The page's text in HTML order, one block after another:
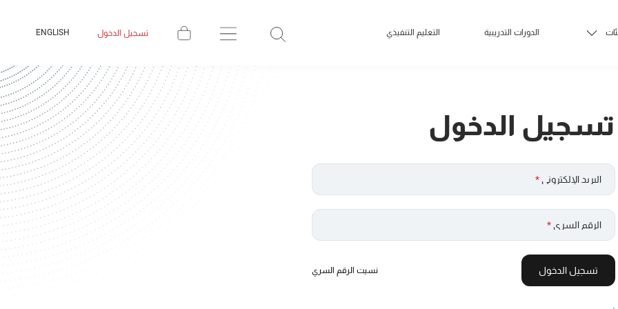
الدورات التدريبية التعليم التنفيذي تسجيل الدخول ENGLISH
تسجيل الدخول
البريد الإلكتروني *
الرقم السري *
تسجيل الدخول نسيت الرقم السري